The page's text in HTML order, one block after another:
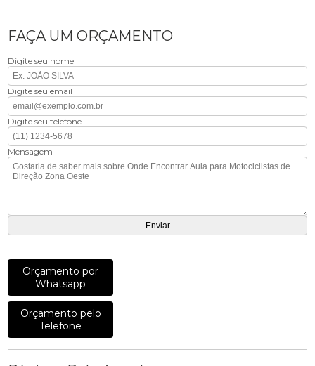
FAÇA UM ORÇAMENTO
Digite seu nome
Digite seu email
Digite seu telefone
Mensagem
Orçamento por
Whatsapp
Orçamento pelo
Telefone